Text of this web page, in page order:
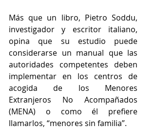
Más que un libro, Pietro Soddu,
investigador y escritor italiano,
opina que su estudio puede
considerarse un manual que las
autoridades competentes deben
implementar en los centros de
acogida de los Menores
Extranjeros No Acompañados
(MENA) o como él prefiere
llamarlos, “menores sin familia”.